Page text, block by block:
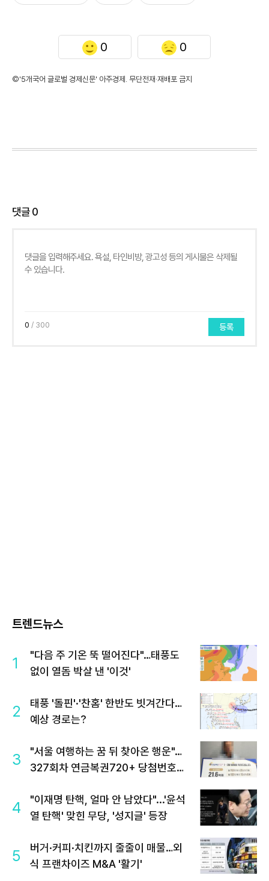
0 0
©'5개국어 글로벌 경제신문' 아주경제. 무단전재·재배포 금지
댓글0
0 / 300 등록
트렌드뉴스
1
"다음 주 기온 뚝 떨어진다"…태풍도
없이 열돔 박살 낸 '이것'
2
태풍 '돌핀'·'찬홈' 한반도 빗겨간다…
예상 경로는?
3
"서울 여행하는 꿈 뒤 찾아온 행운"…
327회차 연금복권720+ 당첨번호조
4
"이재명 탄핵, 얼마 안 남았다"...'윤석
열 탄핵' 맞힌 무당, '성지글' 등장
5
버거·커피·치킨까지 줄줄이 매물…외
식 프랜차이즈 M&A '활기'